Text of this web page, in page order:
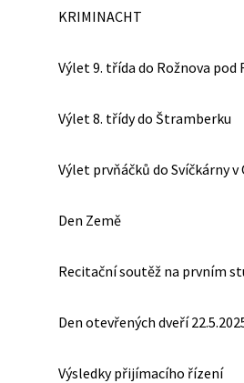
KRIMINACHT
Výlet 9. třída do Rožnova pod
Výlet 8. třídy do Štramberku
Výlet prvňáčků do Svíčkárny
Den Země
Recitační soutěž na prvním
Den otevřených dveří
Výsledky přijímacího řízení